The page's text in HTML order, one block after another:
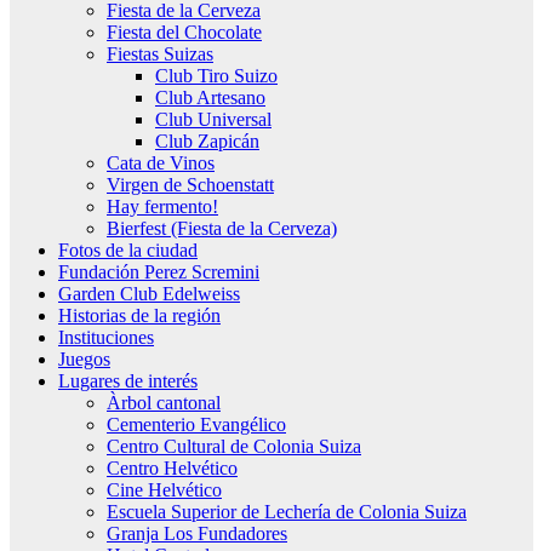
Fiesta de la Cerveza
Fiesta del Chocolate
Fiestas Suizas
Club Tiro Suizo
Club Artesano
Club Universal
Club Zapicán
Cata de Vinos
Virgen de Schoenstatt
Hay fermento!
Bierfest (Fiesta de la Cerveza)
Fotos de la ciudad
Fundación Perez Scremini
Garden Club Edelweiss
Historias de la región
Instituciones
Juegos
Lugares de interés
Àrbol cantonal
Cementerio Evangélico
Centro Cultural de Colonia Suiza
Centro Helvético
Cine Helvético
Escuela Superior de Lechería de Colonia Suiza
Granja Los Fundadores